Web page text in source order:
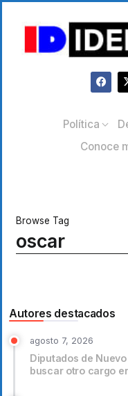
Política
Conoce
Browse Tag
oscar
Autores destacados
agosto 7, 2026
Diputados de
buscar otro cargo